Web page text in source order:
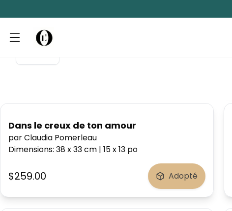
Dans le creux de ton amour
par Claudia Pomerleau
Dimensions: 38 x 33cm | 15 x 13 po
$259.00 Adopté